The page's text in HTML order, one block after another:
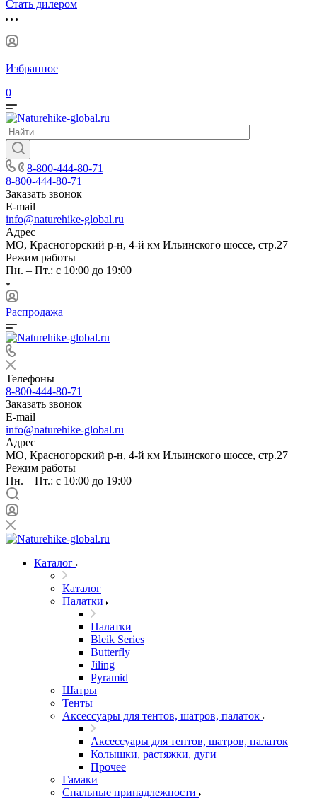
Стать дилером
Избранное
0
8-800-444-80-71
8-800-444-80-71
Заказать звонок
E-mail
info@naturehike-global.ru
Адрес
МО, Красногорский р-н, 4-й км Ильинского шоссе, стр.27
Режим работы
Пн. – Пт.: с 10:00 до 19:00
Распродажа
Телефоны
8-800-444-80-71
Заказать звонок
E-mail
info@naturehike-global.ru
Адрес
МО, Красногорский р-н, 4-й км Ильинского шоссе, стр.27
Режим работы
Пн. – Пт.: с 10:00 до 19:00
Каталог
Каталог
Палатки
Палатки
Bleik Series
Butterfly
Jiling
Pyramid
Шатры
Тенты
Аксессуары для тентов, шатров, палаток
Аксессуары для тентов, шатров, палаток
Колышки, растяжки, дуги
Прочее
Гамаки
Спальные принадлежности